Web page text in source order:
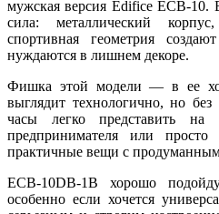
мужская версия Edifice ECB-10.
сила: металлический
спортивная геометрия
нуждаются в лишнем декоре.
Фишка этой модели — в ее
выглядит технологично, но без
часы легко представить на
предпринимателя или
практичные вещи с
ECB-10DB-1B хорошо
особенно если хочется